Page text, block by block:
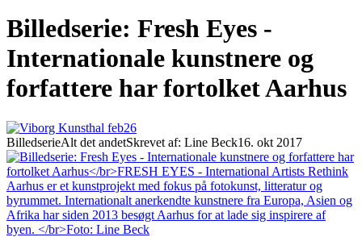
Billedserie: Fresh Eyes -
Internationale kunstnere og
forfattere har fortolket Aarhus
BilledserieAlt det andetSkrevet af: Line Beck16. okt 2017